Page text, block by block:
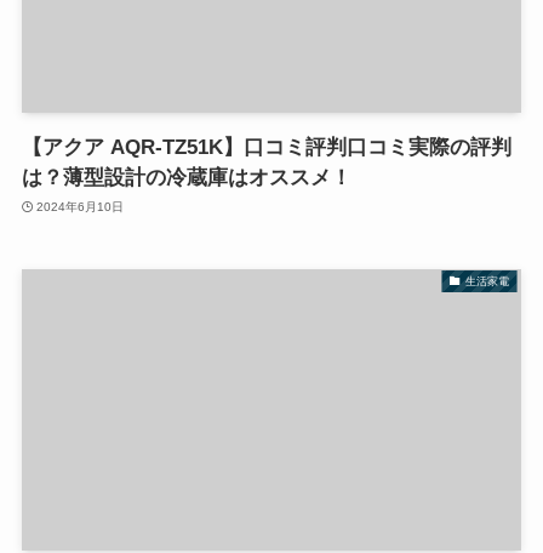
【アクア AQR-TZ51K】口コミ評判口コミ実際の評判
は？薄型設計の冷蔵庫はオススメ！
2024年6月10日
生活家電